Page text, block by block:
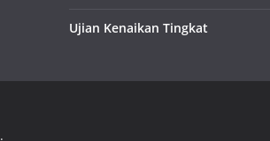
Ujian Kenaikan Tingkat
.